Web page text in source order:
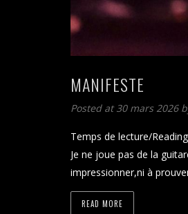
MANIFESTE
Posted at 30 mars 2026
Temps de lecture/
Je ne joue pas de la
impressionner,ni à
READ MORE